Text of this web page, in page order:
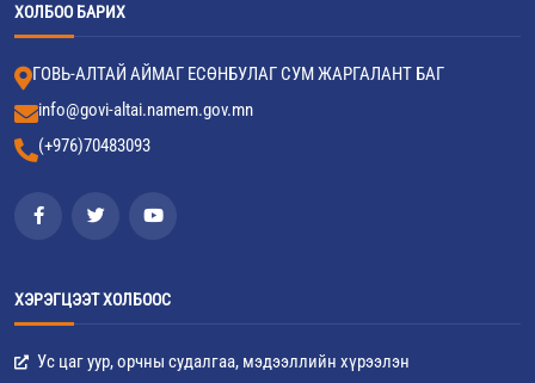
ХОЛБОО БАРИХ
ГОВЬ-АЛТАЙ АЙМАГ ЕСӨНБУЛАГ СУМ ЖАРГАЛАНТ БАГ
info@govi-altai.namem.gov.mn
(+976)70483093
ХЭРЭГЦЭЭТ ХОЛБООС
Ус цаг уур, орчны судалгаа, мэдээллийн хүрээлэн